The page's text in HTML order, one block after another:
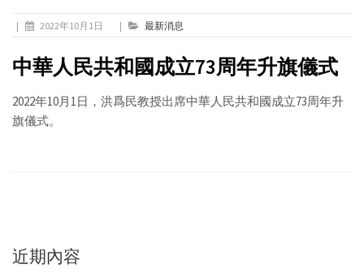
| 2022年10月1日 | 最新消息
中華人民共和國成立73周年升旗儀式
2022年10月1日，洪爲民教授出席中華人民共和國成立73周年升
旗儀式。
近期內容